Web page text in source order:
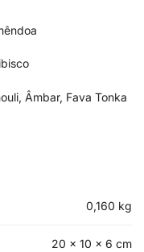
Âmbar, Fava Tonka
0,160 kg
20 × 10 × 6 cm